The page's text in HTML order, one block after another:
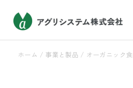
ホーム / 事業と製品 / オーガニック